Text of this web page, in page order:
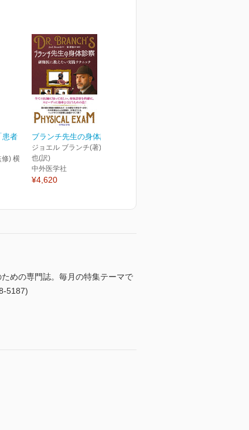
患者
修) 横
ブランチ先生の身体診察
ジョエル ブランチ(著) 家 研
也(訳)
中外医学社
¥4,620
めの専門誌。毎月の特集テーマで
5187)